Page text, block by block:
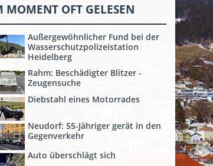
MOMENT OFT GELESEN
Außergewöhnlicher Fund bei der
Wasserschutzpolizeistation
Heidelberg
Rahm: Beschädigter Blitzer -
Zeugensuche
Diebstahl eines Motorrades
Neudorf: 55-Jähriger gerät in den
Gegenverkehr
Auto überschlägt sich